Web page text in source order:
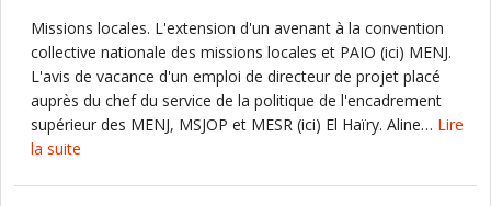
Missions locales. L'extension d'un avenant à la convention
collective nationale des missions locales et PAIO (ici) MENJ.
L'avis de vacance d'un emploi de directeur de projet placé
auprès du chef du service de la politique de l'encadrement
supérieur des MENJ, MSJOP et MESR (ici) El Haïry. Aline… Lire
la suite